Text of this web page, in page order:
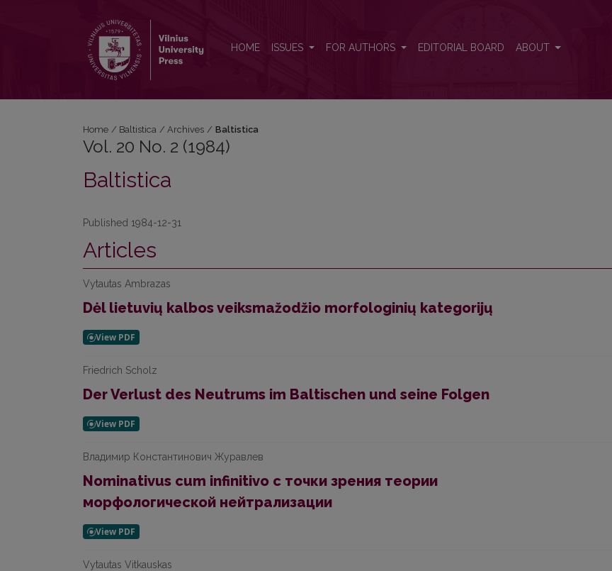
HOME ISSUES FOR AUTHORS EDITORIAL BOARD ABOUT
Home / Baltistica / Archives / Baltistica
Vol. 20 No. 2 (1984)
Baltistica
Published 1984-12-31
Articles
Vytautas Ambrazas
Dėl lietuvių kalbos veiksmažodžio morfologinių kategorijų
Friedrich Scholz
Der Verlust des Neutrums im Baltischen und seine Folgen
Владимир Константинович Журавлев
Nominativus cum infinitivo с точки зрения теории
морфологической нейтрализации
Vytautas Vitkauskas